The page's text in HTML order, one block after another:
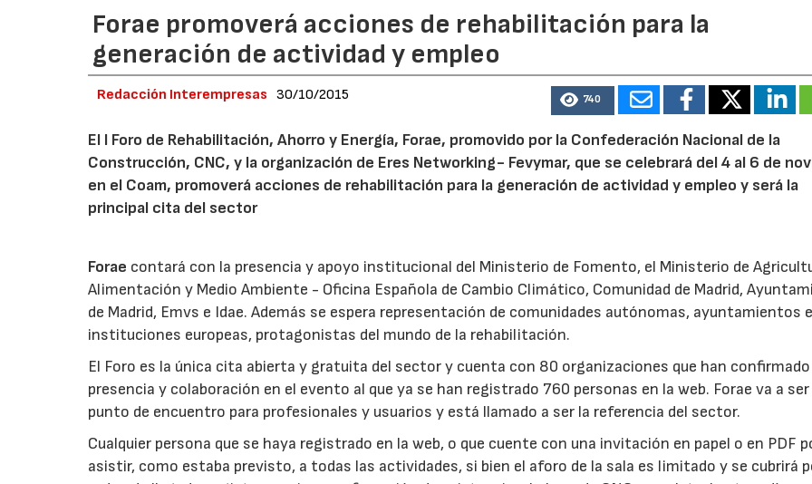
Forae promoverá acciones de rehabilitación para la
generación de actividad y empleo
Redacción Interempresas 30/10/2015 740
El I Foro de Rehabilitación, Ahorro y Energía, Forae, promovido por la Confederación Nacional de la
Construcción, CNC, y la organización de Eres Networking- Fevymar, que se celebrará del 4 al 6 de
en el Coam, promoverá acciones de rehabilitación para la generación de actividad y empleo y será la
principal cita del sector
Forae contará con la presencia y apoyo institucional del Ministerio de Fomento, el Ministerio de
Alimentación y Medio Ambiente - Oficina Española de Cambio Climático, Comunidad de Madrid,
de Madrid, Emvs e Idae. Además se espera representación de comunidades autónomas, ayuntamientos e
instituciones europeas, protagonistas del mundo de la rehabilitación.
El Foro es la única cita abierta y gratuita del sector y cuenta con 80 organizaciones que han confirmado
presencia y colaboración en el evento al que ya se han registrado 760 personas en la web. Forae va a ser
punto de encuentro para profesionales y usuarios y está llamado a ser la referencia del sector.
Cualquier persona que se haya registrado en la web, o que cuente con una invitación en papel o en PDF
asistir, como estaba previsto, a todas las actividades, si bien el aforo de la sala es limitado y se cubrirá
04/06/2026 02/07/2026